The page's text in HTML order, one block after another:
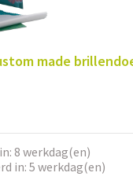
made
8 werkdag(en)
in: 5 werkdag(en)